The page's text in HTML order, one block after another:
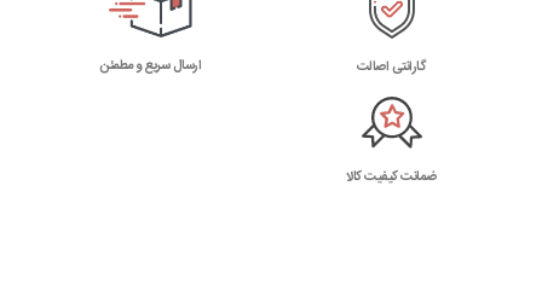
گارانتی اصالت ارسال سریع و مطمئن
ضمانت کیفیت کالا